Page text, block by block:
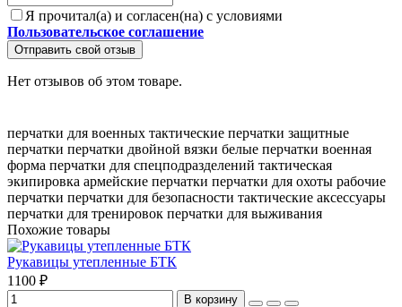
Я прочитал(а) и согласен(на) с условиями
Пользовательское соглашение
Отправить свой отзыв
Нет отзывов об этом товаре.
перчатки для военных тактические перчатки защитные
перчатки перчатки двойной вязки белые перчатки военная
форма перчатки для спецподразделений тактическая
экипировка армейские перчатки перчатки для охоты рабочие
перчатки перчатки для безопасности тактические аксессуары
перчатки для тренировок перчатки для выживания
Похожие товары
Рукавицы утепленные БТК
1100 ₽
В корзину